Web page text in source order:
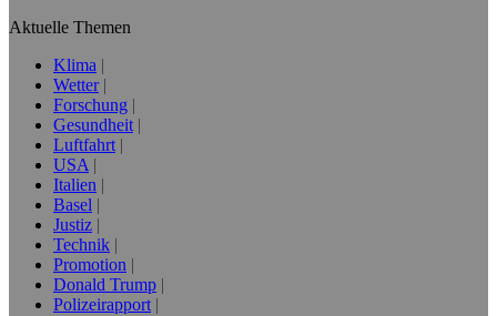
Aktuelle Themen
Klima
Wetter
Forschung
Gesundheit
Luftfahrt
USA
Italien
Basel
Justiz
Technik
Promotion
Donald Trump
Polizeirapport